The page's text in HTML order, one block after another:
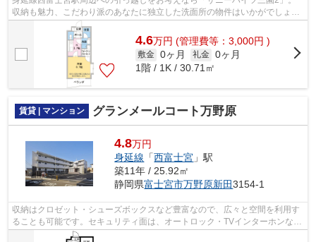
収納も魅力、こだわり派のあなたに独立した洗面所の物件はいかがでしょう
か。家賃は月々4.6万円でございます。...
4.6万円 (管理費等：3,000円 )
敷金 0ヶ月 礼金 0ヶ月
1階 / 1K / 30.71㎡
賃貸 | マンション グランメールコート万野原
4.8万円
身延線 「西富士宮 」駅
築11年 / 25.92㎡
静岡県富士宮市万野原新田3154-1
収納はクロゼット・シューズボックスなど豊富なので、広々と空間を利用す
ることも可能です。セキュリティ面は、オートロック・TVインターホンなど
充実しているので、防犯対策もばっち...